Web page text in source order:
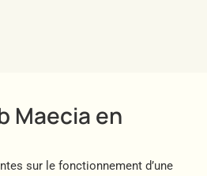
Maecia en
sur le fonctionnement d’une